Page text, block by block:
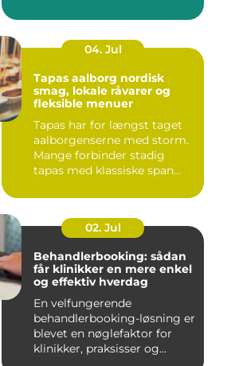
04. Jul
Tapas aalborg nordisk
smag, lokale råvarer og
fleksible menuer
Tapas har for længst taget
aalborgenserne med storm.
Mange forbinder stadig
tapas med klassiske span...
02. Jul
Behandlerbooking: sådan
får klinikker en mere enkel
og effektiv hverdag
En velfungerende
behandlerbooking-løsning er
blevet en nøglefaktor for
klinikker, praksisser og